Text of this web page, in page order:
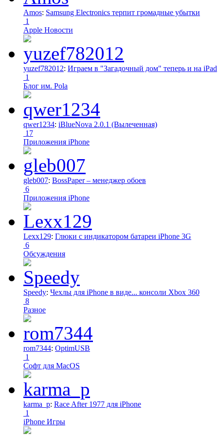
Amos: Samsung Electronics терпит громадные убытки
1
Apple Новости
yuzef782012: Играем в "Загадочный дом" теперь и на iPad
1
Блог им. Pola
qwer1234: iBlueNova 2.0.1 (Вылеченная)
17
Приложения iPhone
gleb007: BossPaper – менеджер обоев
6
Приложения iPhone
Lexx129: Глюки с индикатором батареи iPhone 3G
6
Обсуждения
Speedy: Чехлы для iPhone в виде... консоли Xbox 360
8
Разное
rom7344: OptimUSB
1
Софт для MacOS
karma_p: Race After 1977 для iPhone
1
iPhone Игры